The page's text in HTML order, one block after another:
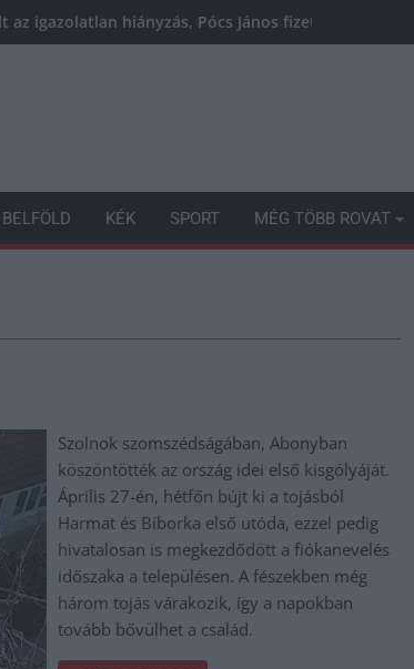
az igazolatlan hiányzás, Pócs János fizetéslevonást
BELFÖLD KÉK SPORT MÉG TÖBB ROVAT
Szolnok szomszédságában, Abonyban
köszöntötték az ország idei első kisgólyáját.
Április 27-én, hétfőn bújt ki a tojásból
Harmat és Bíborka első utóda, ezzel pedig
hivatalosan is megkezdődött a fiókanevelés
időszaka a településen. A fészekben még
három tojás várakozik, így a napokban
tovább bővülhet a család.